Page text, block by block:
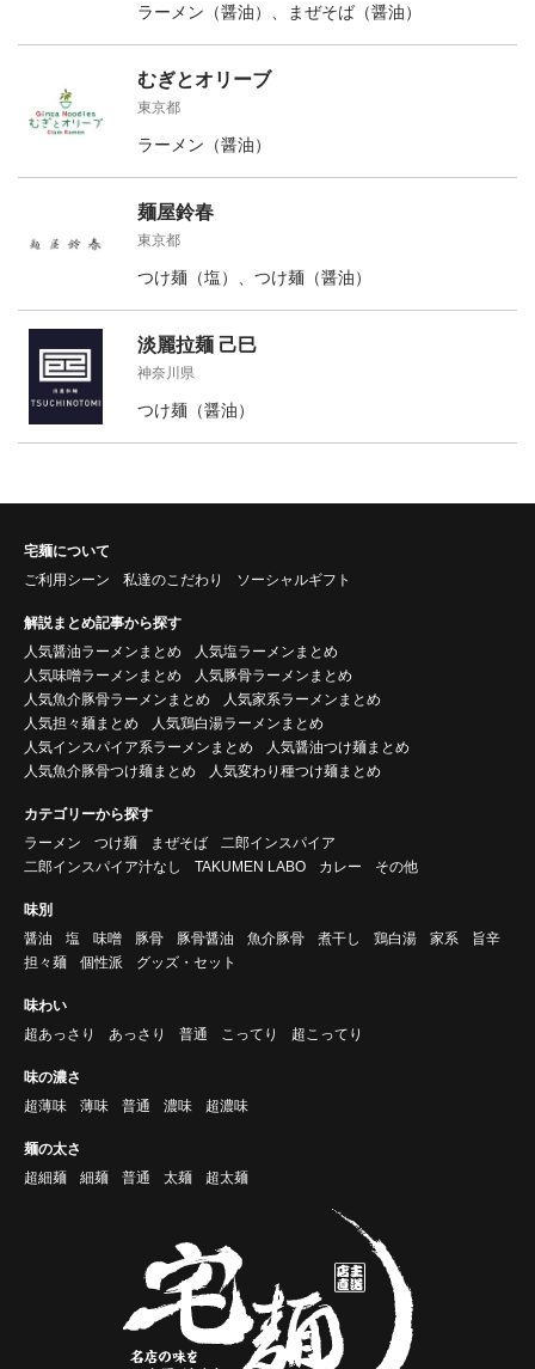
ラーメン（醤油）、まぜそば（醤油）
むぎとオリーブ
東京都
ラーメン（醤油）
麺屋鈴春
東京都
つけ麺（塩）、つけ麺（醤油）
淡麗拉麺 己巳
神奈川県
つけ麺（醤油）
宅麺について
ご利用シーン
私達のこだわり ソーシャルギフト
解説まとめ記事から探す
人気醤油ラーメンまとめ
人気塩ラーメンまとめ
人気味噌ラーメンまとめ
人気豚骨ラーメンまとめ
人気魚介豚骨ラーメンまとめ
人気家系ラーメンまとめ
人気担々麺まとめ
人気鶏白湯ラーメンまとめ
人気インスパイア系ラーメンまとめ
人気醤油つけ麺まとめ
人気魚介豚骨つけ麺まとめ
人気変わり種つけ麺まとめ
カテゴリーから探す
ラーメン
つけ麺 まぜそば
二郎インスパイア
二郎インスパイア汁なし
TAKUMEN LABO カレー その他
味別
醤油
塩 味噌 豚骨 豚骨醤油 魚介豚骨 煮干し 鶏白湯 家系
旨辛
担々麺
個性派 グッズ・セット
味わい
超あっさり
あっさり 普通 こってり 超こってり
味の濃さ
超薄味
薄味 普通 濃味 超濃味
麺の太さ
超細麺
細麺 普通 太麺 超太麺